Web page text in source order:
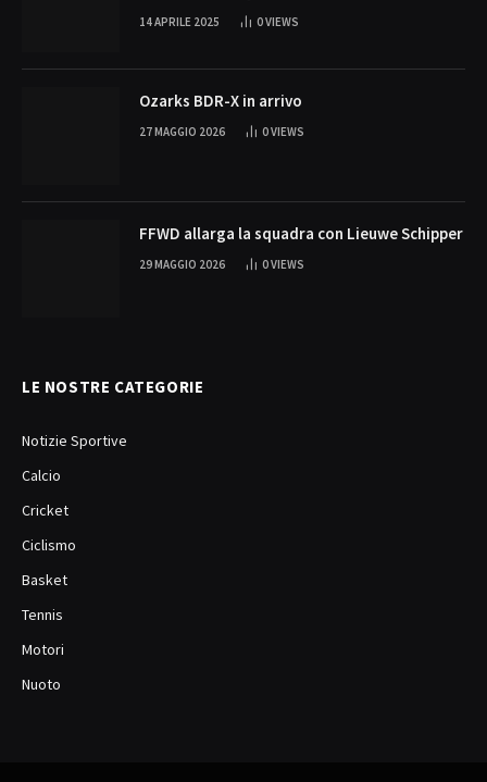
14 APRILE 2025 0VIEWS
Ozarks BDR-X in arrivo
27 MAGGIO 2026 0VIEWS
FFWD allarga la squadra con Lieuwe Schipper
29 MAGGIO 2026 0VIEWS
LE NOSTRE CATEGORIE
Notizie Sportive
Calcio
Cricket
Ciclismo
Basket
Tennis
Motori
Nuoto